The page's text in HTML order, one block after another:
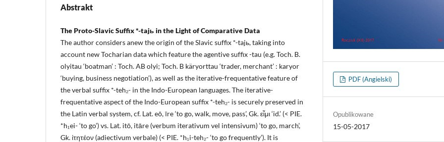
Abstrakt
The Proto-Slavic Suffix *-tajь in the Light of Comparative Data
The author considers anew the origin of the Slavic suffix *-tajь, taking into
account new Tocharian data which feature the agentive suffix -tau (e.g. Toch. B.
olyitau ‘boatman’ : Toch. AB olyi; Toch. B käryorttau ‘trader, merchant’ : karyor
‘buying, business negotiation’), as well as the iterative-frequentative feature of
the verbal suffix *-teh₂- in the Indo-European languages. The iterative-
frequentative aspect of the Indo-European suffix *-teh₂- is securely preserved in
the Latin verbal system, cf. Lat. eō, īre ‘to go, walk, move, pass’, Gk. εἶμι ‘id.’ (< PIE.
*h₁ei- ‘to go’) vs. Lat. itō, itāre (verbum iterativum vel intensivum) ‘to go, march’,
Gk. ἰτητέον (adiectivum verbale) (< PIE. *h₁i-teh₂- ‘to go frequently’). It is
PDF (Angielski)
Opublikowane
15-05-2017